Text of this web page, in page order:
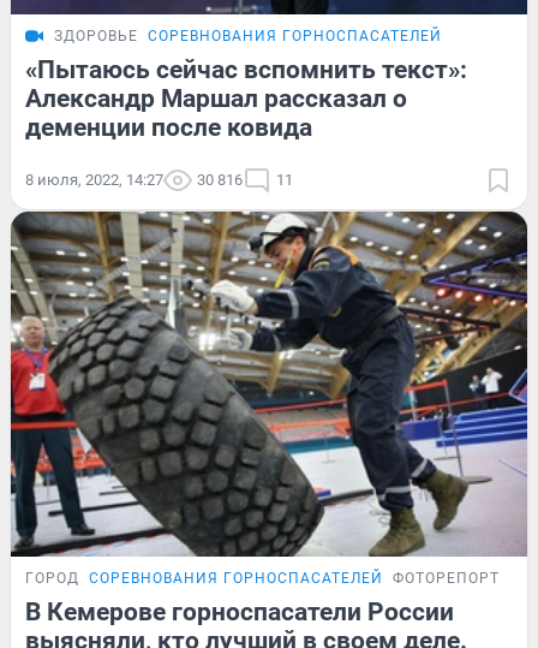
ЗДОРОВЬЕ СОРЕВНОВАНИЯ ГОРНОСПАСАТЕЛЕЙ
«Пытаюсь сейчас вспомнить текст»:
Александр Маршал рассказал о
деменции после ковида
8 июля, 2022, 14:27 30 816 11
ГОРОД СОРЕВНОВАНИЯ ГОРНОСПАСАТЕЛЕЙ ФОТОРЕПОРТАЖ
В Кемерове горноспасатели России
выясняли, кто лучший в своем деле.